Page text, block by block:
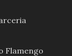
Flamengo